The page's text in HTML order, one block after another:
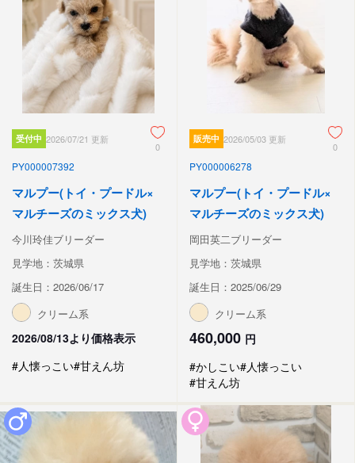
受付中 2026/07/21 更新
0
PY000007392
マルプー(トイ・プードル×
マルチーズのミックス犬)
今川玲佳ブリーダー
見学地：茨城県
誕生日：2026/06/17
クリーム系
2026/08/13より価格表示
#人懐っこい#甘えん坊
販売中 2026/05/03 更新
0
PY000006278
マルプー(トイ・プードル×
マルチーズのミックス犬)
岡田英二ブリーダー
見学地：茨城県
誕生日：2025/06/29
クリーム系
460,000 円
#かしこい#人懐っこい
#甘えん坊